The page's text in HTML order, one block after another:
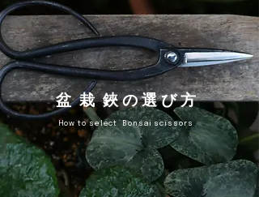
盆 栽 鋏 の 選 び 方
How to select Bonsai scissors